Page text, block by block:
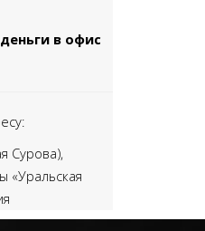
в офис
Сурова),
«Уральская